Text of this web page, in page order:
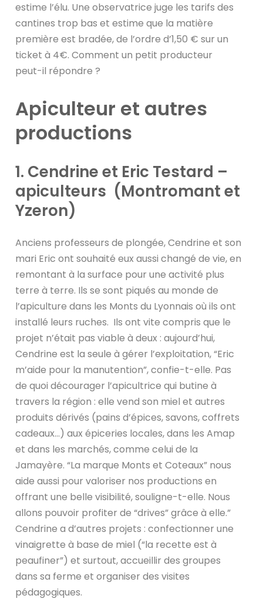
estime l’élu. Une observatrice juge les tarifs des
cantines trop bas et estime que la matière
première est bradée, de l’ordre d’1,50 € sur un
ticket à 4€. Comment un petit producteur
peut-il répondre ?
Apiculteur et autres
productions
1. Cendrine et Eric Testard –
apiculteurs (Montromant et
Yzeron)
Anciens professeurs de plongée, Cendrine et son
mari Eric ont souhaité eux aussi changé de vie, en
remontant à la surface pour une activité plus
terre à terre. Ils se sont piqués au monde de
l’apiculture dans les Monts du Lyonnais où ils ont
installé leurs ruches. Ils ont vite compris que le
projet n’était pas viable à deux : aujourd’hui,
Cendrine est la seule à gérer l’exploitation, “Eric
m’aide pour la manutention”, confie-t-elle. Pas
de quoi décourager l’apicultrice qui butine à
travers la région : elle vend son miel et autres
produits dérivés (pains d’épices, savons, coffrets
cadeaux…) aux épiceries locales, dans les Amap
et dans les marchés, comme celui de la
Jamayère. “La marque Monts et Coteaux” nous
aide aussi pour valoriser nos productions en
offrant une belle visibilité, souligne-t-elle. Nous
allons pouvoir profiter de “drives” grâce à elle.”
Cendrine a d’autres projets : confectionner une
vinaigrette à base de miel (“la recette est à
peaufiner”) et surtout, accueillir des groupes
dans sa ferme et organiser des visites
pédagogiques.